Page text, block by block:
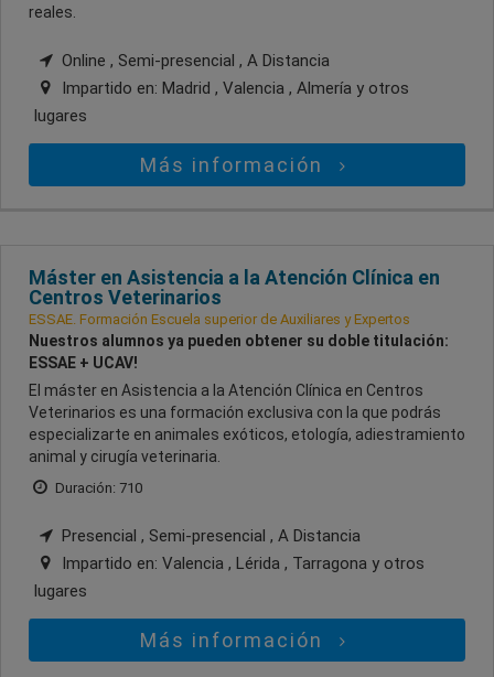
reales.
Online , Semi-presencial , A Distancia
Impartido en: Madrid , Valencia , Almería y otros
lugares
Más información
Máster en Asistencia a la Atención Clínica en
Centros Veterinarios
ESSAE. Formación Escuela superior de Auxiliares y Expertos
Nuestros alumnos ya pueden obtener su doble titulación:
ESSAE + UCAV!
El máster en Asistencia a la Atención Clínica en Centros
Veterinarios es una formación exclusiva con la que podrás
especializarte en animales exóticos, etología, adiestramiento
animal y cirugía veterinaria.
Duración: 710
Presencial , Semi-presencial , A Distancia
Impartido en: Valencia , Lérida , Tarragona y otros
lugares
Más información